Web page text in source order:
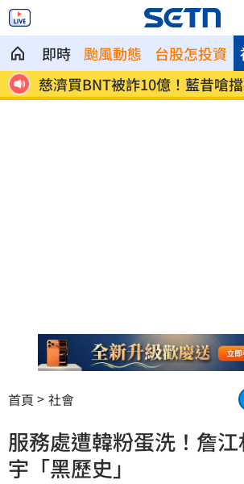
即時 颱風動態 台股怎投資
朝
它躋身美禁令受惠者 上半年
元
首頁 社會
服務處遭韓粉蛋洗！詹
宇「黑歷史」